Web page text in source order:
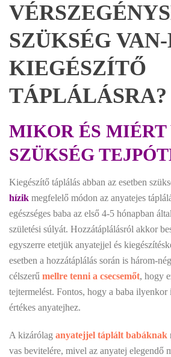
SZÜKSÉG
KIEGÉSZÍTŐ
TÁPLÁLÁSRA?
MIKOR ÉS MIÉRT
SZÜKSÉG
Kiegészítő táplálás abban az esetben
hízik megfelelő módon az anyatejes
egészséges baba az első 4-5 hónapban
születési súlyát. Hozzátáplálásról akkor
egyszerre etetjük anyatejjel és
esetben a hozzátáplálás során is három-
célszerű mellre tenni a csecsemőt, hogy
tejtermelést. Fontos, hogy a baba ilyenkor
értékes anyatejhez.
A kizárólag anyatejjel táplált babáknak
vas bevitelére, mivel az anyatej elegendő